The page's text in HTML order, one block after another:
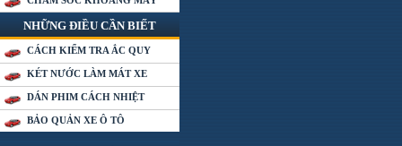
NHỮNG ĐIỀU CẦN BIẾT
CÁCH KIỂM TRA ẮC QUY
KÉT NƯỚC LÀM MÁT XE
DÁN PHIM CÁCH NHIỆT
BẢO QUẢN XE Ô TÔ